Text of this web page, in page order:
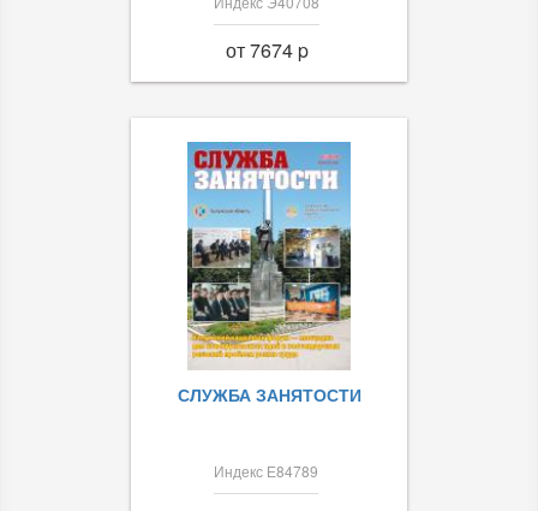
от 7674 p
СЛУЖБА ЗАНЯТОСТИ
Индекс Е84789